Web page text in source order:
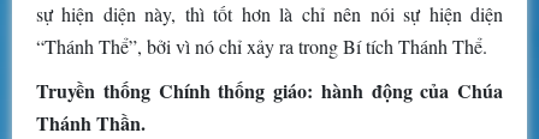
sự hiện diện này, thì tốt hơn là chỉ nên nói sự hiện diện
“Thánh Thể”, bởi vì nó chỉ xảy ra trong Bí tích Thánh Thể.
Truyền thống Chính thống giáo: hành động của Chúa
Thánh Thần.